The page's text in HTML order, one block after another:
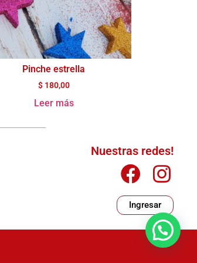
Pinche estrella
$180,00
Leer más
Nuestras redes!
Ingresar